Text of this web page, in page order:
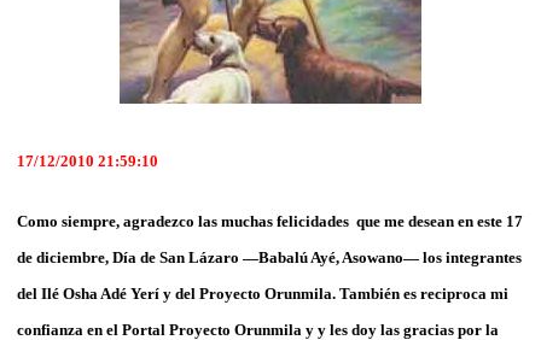
17/12/2010 21:59:10
Como siempre, agradezco las muchas felicidades que me desean en este 17
de diciembre, Día de San Lázaro —Babalú Ayé, Asowano— los integrantes
del Ilé Osha Adé Yerí y del Proyecto Orunmila. También es reciproca mi
confianza en el Portal Proyecto Orunmila y y les doy las gracias por la